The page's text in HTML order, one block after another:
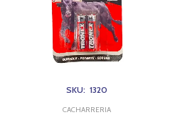
SKU: 1320
CACHARRERIA